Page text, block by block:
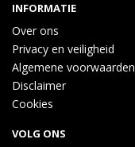
INFORMATIE
Over ons
Privacy en veiligheid
Algemene voorwaarden
Disclaimer
Cookies
VOLG ONS